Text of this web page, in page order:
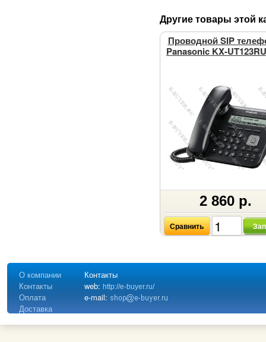
Другие товары этой
Проводной SIP
Panasonic KX-
2 860 р.
Сравнить
О компании
Контакты
Оплата
Доставка
Контакты
web: http://e-buyer.ru/
e-mail: